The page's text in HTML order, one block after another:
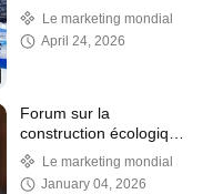
l'étanchéité 2025 !
Le marketing mondial
April 24, 2026
Forum sur la
construction écologique
2025 : Stop à la
Malaisie !
Le marketing mondial
January 04, 2026